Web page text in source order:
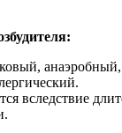
вследствие